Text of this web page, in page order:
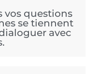
vos questions
se tiennent
avec